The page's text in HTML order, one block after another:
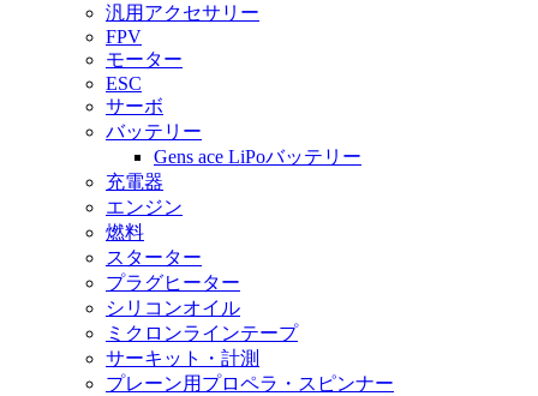
汎用アクセサリー
FPV
モーター
ESC
サーボ
バッテリー
Gens ace LiPoバッテリー
充電器
エンジン
燃料
スターター
プラグヒーター
シリコンオイル
ミクロンラインテープ
サーキット・計測
プレーン用プロペラ・スピンナー